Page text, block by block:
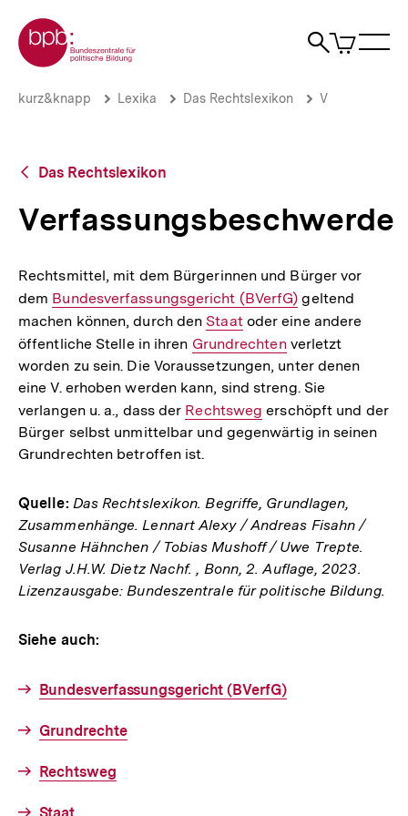
zum
Seiteninhalt
springen
Zur Startseite der bpb
Suche
Artikel
im
Verfassungsbeschwerde
Brotkrümelnavigation
Pfadnavigation
kurz&knapp Lexika Das Rechtslexikon V
Zurück
Übersicht
Das Rechtslexikon
Verfassungsbeschwerde
Rechtsmittel, mit dem Bürgerinnen und Bürger vor
dem Interner
Link:
Bundesverfassungsgericht (BVerfG) geltend
machen können, durch den Interner
Link:
Staatoder eine andere
öffentliche Stelle in ihren Interner
Link:
Grundrechtenverletzt
worden zu sein. Die Voraussetzungen, unter denen
eine V. erhoben werden kann, sind streng. Sie
verlangen u. a., dass der Interner
Link:
Rechtsweg erschöpft und der
Bürger selbst unmittelbar und gegenwärtig in seinen
Grundrechten betroffen ist.
Quelle: Das Rechtslexikon. Begriffe, Grundlagen,
Zusammenhänge. Lennart Alexy / Andreas Fisahn /
Susanne Hähnchen / Tobias Mushoff / Uwe Trepte.
Verlag J.H.W. Dietz Nachf. , Bonn, 2. Auflage, 2023.
Lizenzausgabe: Bundeszentrale für politische Bildung.
Siehe auch:
Bundesverfassungsgericht (BVerfG)
Grundrechte
Rechtsweg